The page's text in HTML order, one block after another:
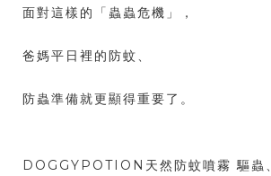
面對這樣的「蟲蟲危機」，
爸媽平日裡的防蚊、
防蟲準備就更顯得重要了。
DOGGYPOTION天然防蚊噴霧 驅蟲